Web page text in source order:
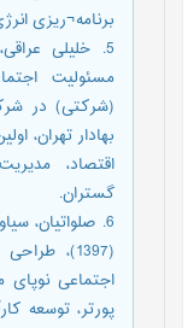
برنامه¬ریزی
مسئولیت
(شرکتی) در
بهادار تهران،
اقتصاد،
گستران.
6. صلواتیان،
(1397)،
اجتماعی نوپای